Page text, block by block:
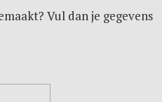
Vul dan je gegevens